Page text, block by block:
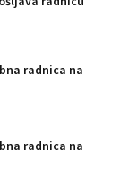
radnica na
radnica na